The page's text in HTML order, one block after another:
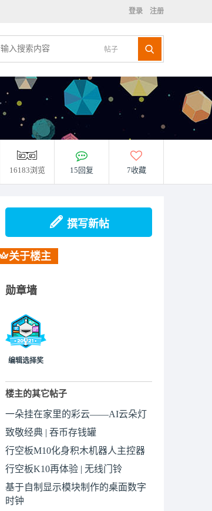
登录 注册
帖子
16183浏览 15回复 7收藏
撰写新帖
关于楼主
勋章墙
编辑选择奖
楼主的其它帖子
一朵挂在家里的彩云——AI云朵灯
致敬经典 | 吞币存钱罐
行空板M10化身积木机器人主控器
行空板K10再体验 | 无线门铃
基于自制显示模块制作的桌面数字
时钟